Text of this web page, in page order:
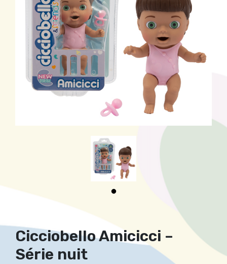
Cicciobello Amicicci –
Série nuit